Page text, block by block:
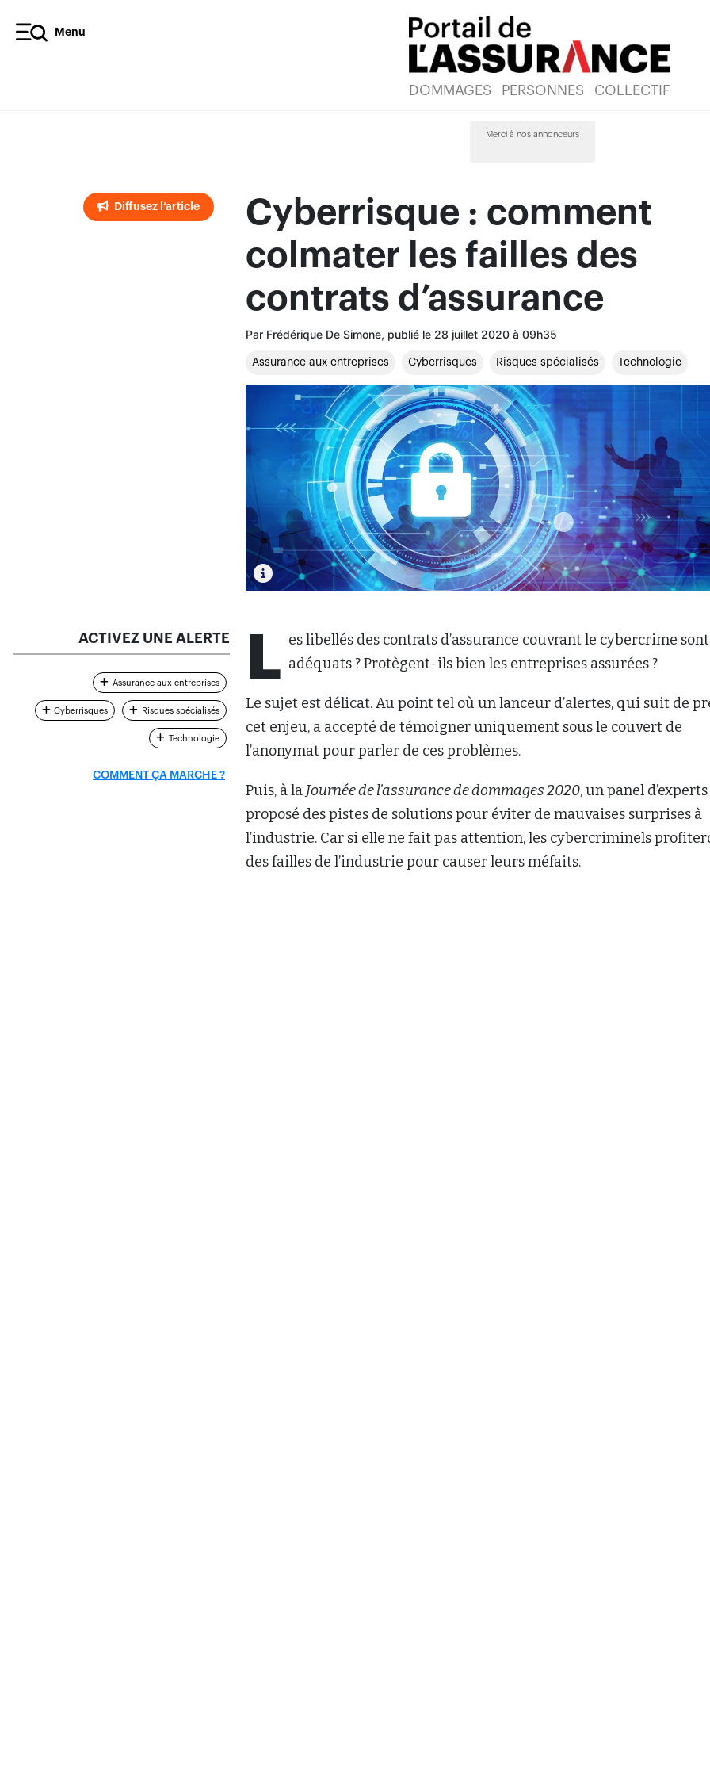
Menu
DOMMAGES PERSONNES COLLECTIF
Merci à nos annonceurs
Diffusez l’article
Cyberrisque : comment
colmater les failles des
contrats d’assurance
Par Frédérique De Simone, publié le 28 juillet 2020 à 09h35
Assurance aux entreprises Cyberrisques Risques spécialisés Technologie
L es libellés des contrats d’assurance couvrant le cybercrime
adéquats ? Protègent-ils bien les entreprises assurées ?
Le sujet est délicat. Au point tel où un lanceur d’alertes, qui suit de
cet enjeu, a accepté de témoigner uniquement sous le couvert de
l’anonymat pour parler de ces problèmes.
Puis, à la Journée de l’assurance de dommages 2020, un panel
proposé des pistes de solutions pour éviter de mauvaises surprises à
l’industrie. Car si elle ne fait pas attention, les cybercriminels
des failles de l’industrie pour causer leurs méfaits.
ACTIVEZ UNE ALERTE
Assurance aux entreprises
Cyberrisques Risques spécialisés
Technologie
COMMENT ÇA MARCHE ?